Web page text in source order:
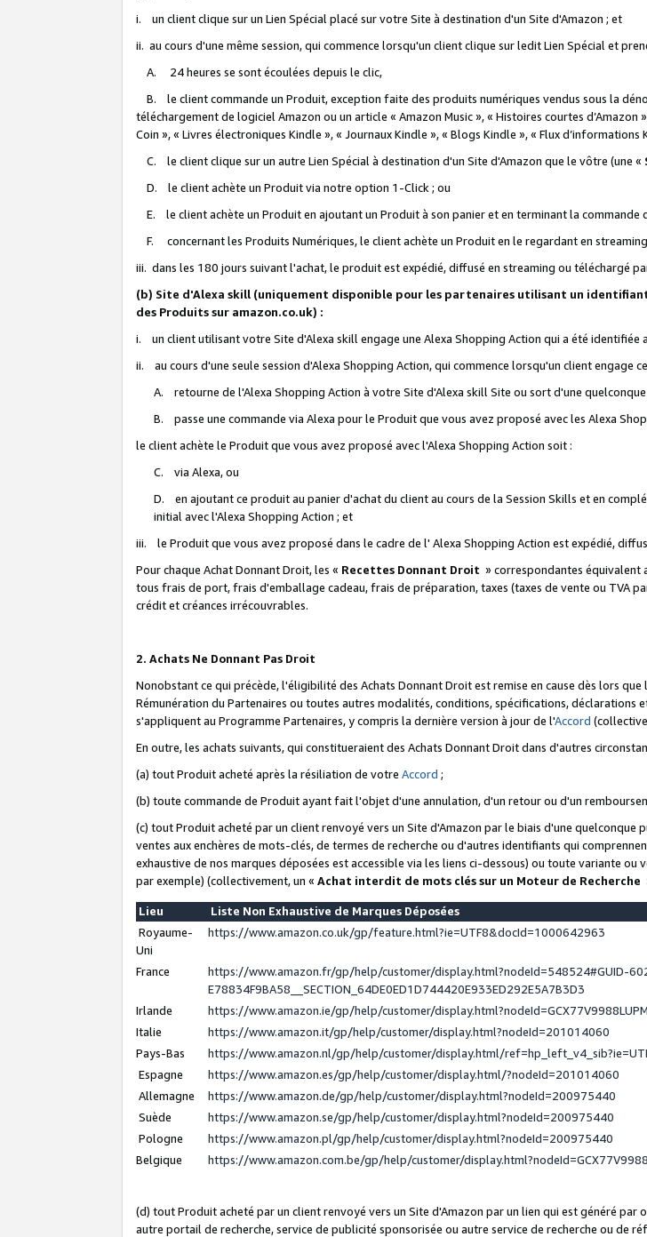
i. un client clique sur un Lien Spécial placé sur votre Site à destination d'un Site d'Amazon ; et
ii. au cours d'une même session, qui commence lorsqu'un client clique sur ledit Lien Spécial et
A. 24 heures se sont écoulées depuis le clic,
B. le client commande un Produit, exception faite des produits numériques vendus sous la
téléchargement de logiciel Amazon ou un article « Amazon Music », « Histoires courtes d’Amazon
Coin », « Livres électroniques Kindle », « Journaux Kindle », « Blogs Kindle », « Flux
C. le client clique sur un autre Lien Spécial à destination d'un Site d'Amazon que le vôtre (une «
D. le client achète un Produit via notre option 1-Click ; ou
E. le client achète un Produit en ajoutant un Produit à son panier et en terminant la commande
F. concernant les Produits Numériques, le client achète un Produit en le regardant en
iii. dans les 180 jours suivant l'achat, le produit est expédié, diffusé en streaming ou téléchargé
(b) Site d'Alexa skill (uniquement disponible pour les partenaires utilisant un
des Produits sur amazon.co.uk) :
i. un client utilisant votre Site d'Alexa skill engage une Alexa Shopping Action qui a été identifiée
ii. au cours d'une seule session d'Alexa Shopping Action, qui commence lorsqu'un client engage
A. retourne de l'Alexa Shopping Action à votre Site d'Alexa skill Site ou sort d'une
B. passe une commande via Alexa pour le Produit que vous avez proposé avec les Alexa
le client achète le Produit que vous avez proposé avec l'Alexa Shopping Action soit :
C. via Alexa, ou
D. en ajoutant ce produit au panier d'achat du client au cours de la Session Skills et en
initial avec l'Alexa Shopping Action ; et
iii. le Produit que vous avez proposé dans le cadre de l' Alexa Shopping Action est expédié,
Pour chaque Achat Donnant Droit, les « Recettes Donnant Droit » correspondantes équivalent
tous frais de port, frais d'emballage cadeau, frais de préparation, taxes (taxes de vente ou TVA
crédit et créances irrécouvrables.
2. Achats Ne Donnant Pas Droit
Nonobstant ce qui précède, l'éligibilité des Achats Donnant Droit est remise en cause dès lors
Rémunération du Partenaires ou toutes autres modalités, conditions, spécifications,
s'appliquent au Programme Partenaires, y compris la dernière version à jour de l'Accord
En outre, les achats suivants, qui constitueraient des Achats Donnant Droit dans d'autres
(a) tout Produit acheté après la résiliation de votre Accord ;
(b) toute commande de Produit ayant fait l'objet d'une annulation, d'un retour ou d'un
(c) tout Produit acheté par un client renvoyé vers un Site d'Amazon par le biais d'une
ventes aux enchères de mots-clés, de termes de recherche ou d'autres identifiants qui
exhaustive de nos marques déposées est accessible via les liens ci-dessous) ou toute variante
par exemple) (collectivement, un « Achat interdit de mots clés sur un Moteur de Recherche
Lieu
Liste Non Exhaustive de Marques Déposées
Royaume-
Uni
https://www.amazon.co.uk/gp/feature.html?ie=UTF8&docId=1000642963
France
https://www.amazon.fr/gp/help/customer/display.html?nodeId=548524#GUID-
E78834F9BA58__SECTION_64DE0ED1D744420E933ED292E5A7B3D3
Irlande
https://www.amazon.ie/gp/help/customer/
Italie
https://www.amazon.it/gp/help/customer/display.html?nodeId=201014060
Pays-Bas
https://www.amazon.nl/gp/help/customer/display.html/
Espagne
https://www.amazon.es/gp/help/customer/display.html/?nodeId=201014060
Allemagne
https://www.amazon.de/gp/help/customer/display.html?nodeId=200975440
Suède
https://www.amazon.se/gp/help/customer/display.html?nodeId=200975440
Pologne
https://www.amazon.pl/gp/help/customer/display.html?nodeId=200975440
Belgique
https://www.amazon.com.be/gp/help/customer/
(d) tout Produit acheté par un client renvoyé vers un Site d'Amazon par un lien qui est généré par
autre portail de recherche, service de publicité sponsorisée ou autre service de recherche ou de